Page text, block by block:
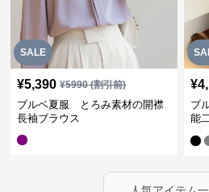
SALE
¥5,390 ¥5990(割引前)
ブルベ夏服 とろみ素材の開襟
長袖ブラウス
¥
ブ
能